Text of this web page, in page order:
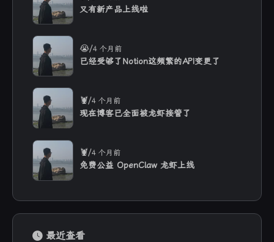
又有新产品上线啦
😭/4 个月前
已经受够了Notion这频繁的API变更了
🦞/4 个月前
现在博客已全面被龙虾接管了
🦞/4 个月前
免费公益 OpenClaw 龙虾上线
最近查看